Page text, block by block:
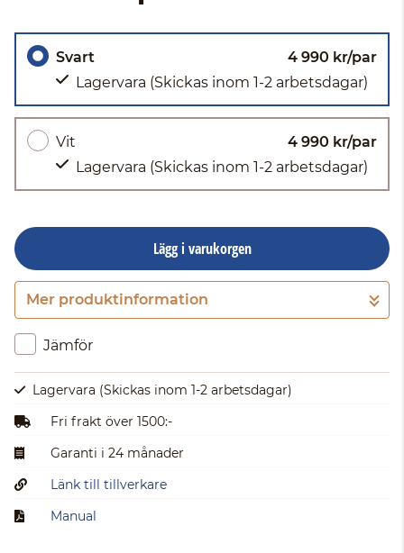
Svart
4 990 kr/par
Lagervara (Skickas inom 1-2 arbetsdagar)
Vit
4 990 kr/par
Lagervara (Skickas inom 1-2 arbetsdagar)
Lägg i varukorgen
Gå till kassan
Mer produktinformation
Jämför
Lagervara (Skickas inom 1-2 arbetsdagar)
Fri frakt över 1500:-
Garanti i 24 månader
Länk till tillverkare
Manual